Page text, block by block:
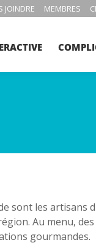
JOINDRE MEMBRES
sont les artisans
Au menu,
gourmandes.